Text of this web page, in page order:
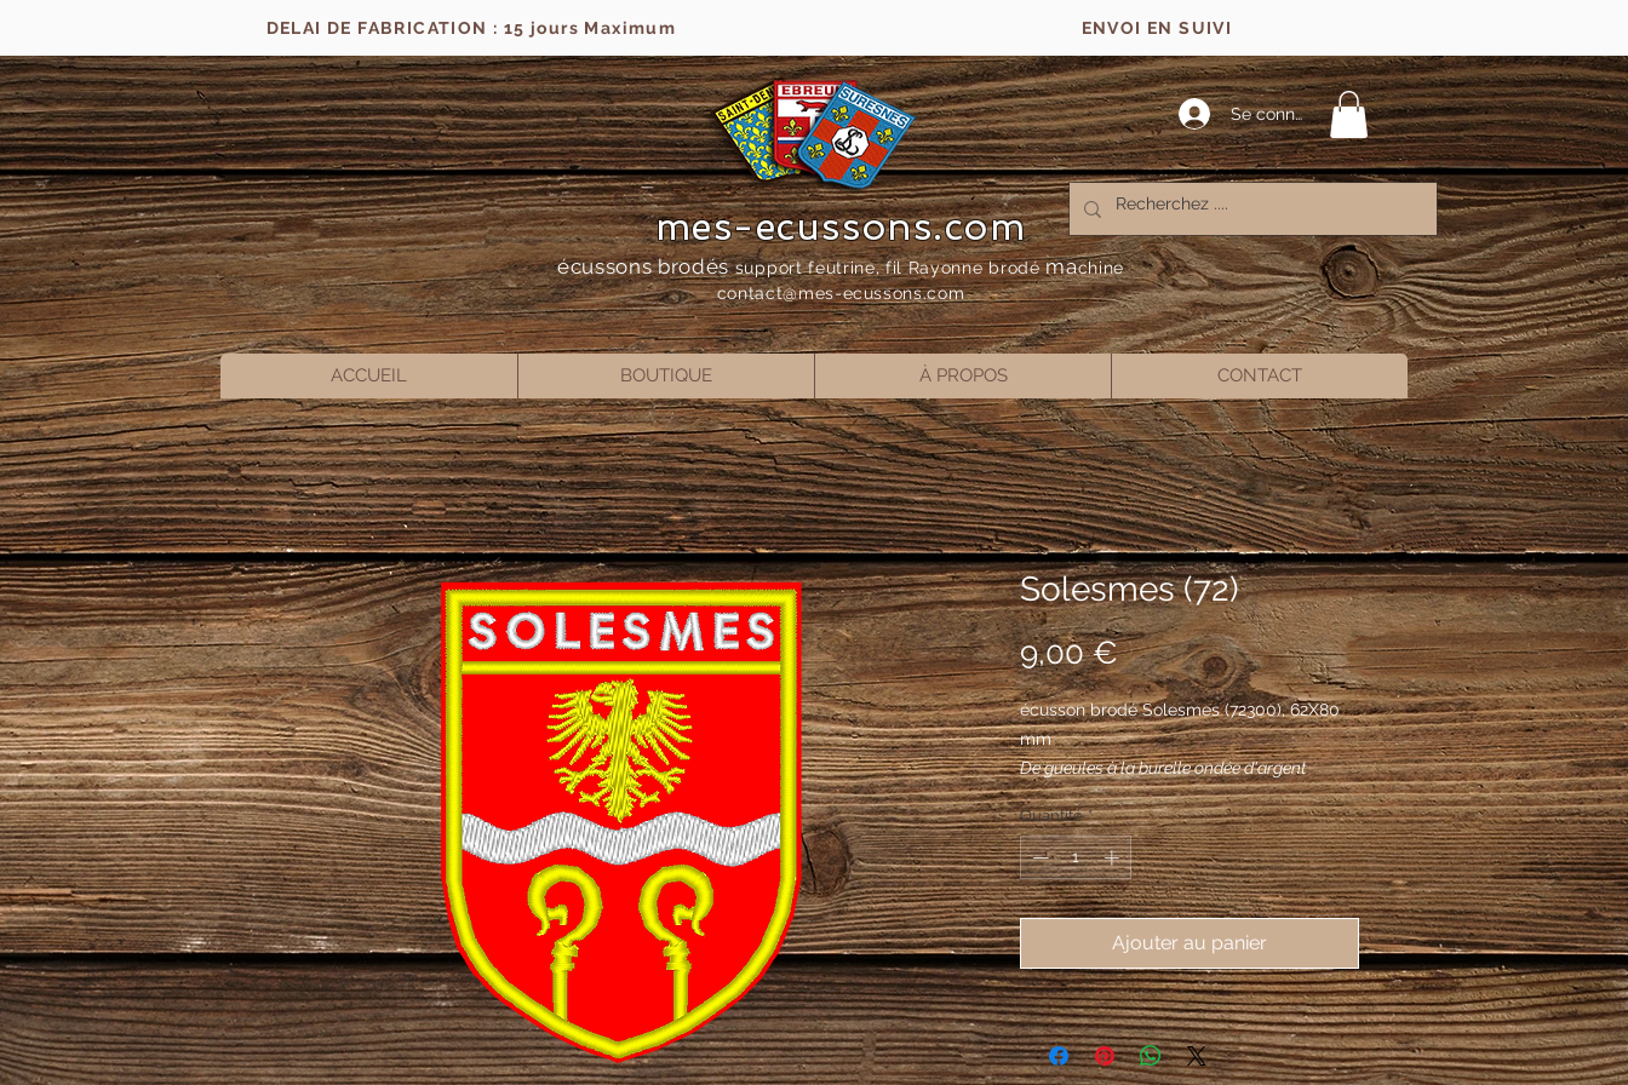
DELAI DE FABRICATION : 15 jours Maximum ENVOI EN SUIVI
Se connecter
mes-ecussons.com
écussons brodés support feutrine, fil Rayonne brodémachine
contact@mes-ecussons.com
ACCUEIL BOUTIQUE À PROPOS CONTACT
Solesmes (72)
9,00 €Prix
écusson brodé Solesmes (72300), 62X80
mm
De gueules à la burelle ondée d'argent
surmontée d'une aigle au vol abaissé d'or et
soutenue de deux crosses d'abbé adossées
du même mouvant de la pointe.
Quantité *
Ajouter au panier